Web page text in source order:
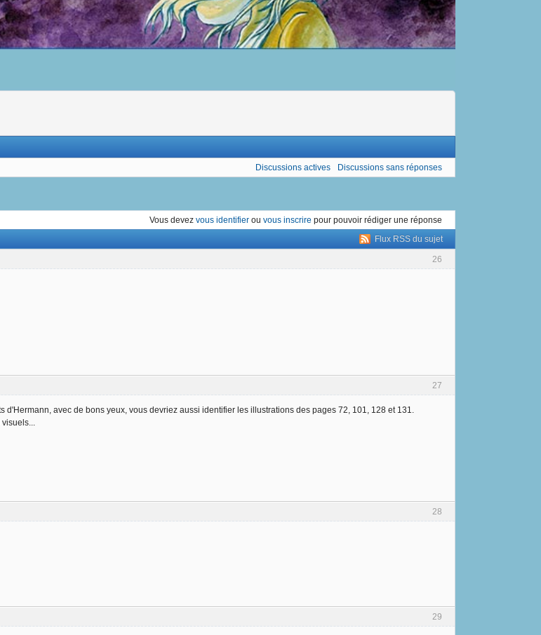
Discussions actives Discussions sans réponses
Vous devez vous identifier ou vous inscrire pour pouvoir rédiger une réponse
Flux RSS du sujet
26
27
d'Hermann, avec de bons yeux, vous devriez aussi identifier les illustrations des pages 72, 101, 128 et 131.
28
29